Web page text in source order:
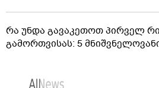
რა უნდა გავაკეთოთ პირველ
გამორთვისას: 5